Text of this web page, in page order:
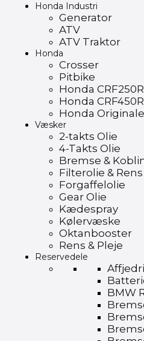
Honda Industri
Generator
ATV
ATV Traktor
Honda
Crosser
Pitbike
Honda
Honda
Honda
Væsker
2-takts Olie
4-Takts Olie
Bremse &
Filterolie & Rens
Forgaffelolie
Gear Olie
Kædespray
Kølervæske
Oktanbooster
Rens & Pleje
Reservedele
BMW